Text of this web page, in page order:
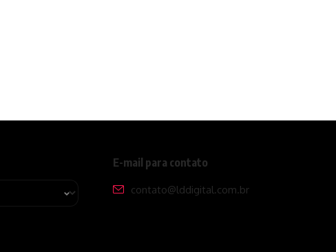
E-mail para contato
contato@lddigital.com.br